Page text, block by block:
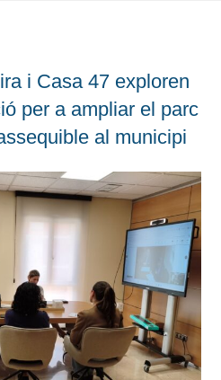
i Casa 47 exploren
per a ampliar el parc
al municipi